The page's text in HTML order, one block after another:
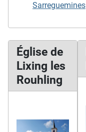
Sarreguemines
Église de
Lixing les
Rouhling